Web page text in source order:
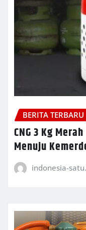
BERITA TERBARU
CNG 3 Kg
Menuju
indonesia-